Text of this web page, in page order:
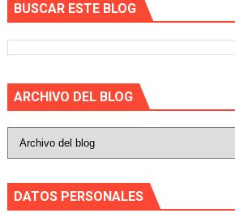
BUSCAR ESTE BLOG
ARCHIVO DEL BLOG
DATOS PERSONALES